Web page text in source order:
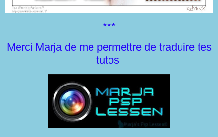
***
Merci Marja de me permettre de traduire tes
tutos